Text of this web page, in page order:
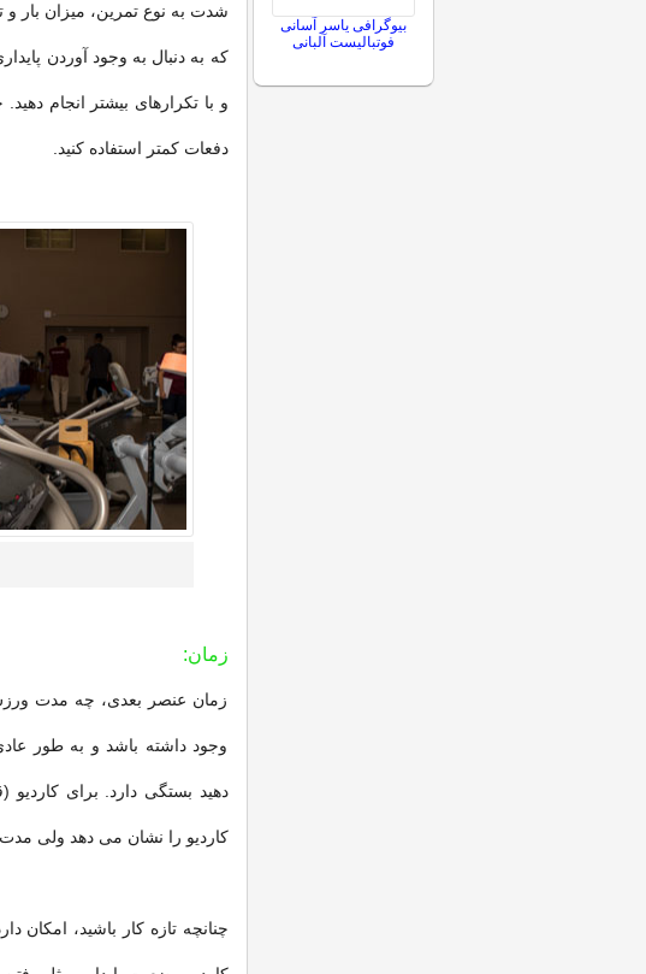
شدت به نوع تمرین، میزان بار و
که به دنبال به وجود آوردن
و با تکرارهای بیشتر انجام
دفعات کمتر استفاده کنید.
زمان:
زمان عنصر بعدی، چه مدت
وجود داشته باشد و به طور
کاردیو را نشان می دهد ولی
بیوگرافی یاسر آسانی
فوتبالیست آلبانی